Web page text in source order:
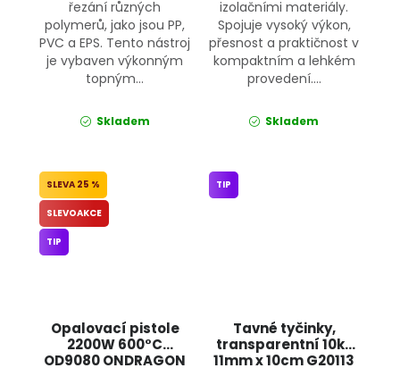
řezání různých
polymerů, jako jsou PP,
PVC a EPS. Tento nástroj
je vybaven výkonným
topným...
Skladem
izolačními materiály.
Spojuje vysoký výkon,
přesnost a praktičnost v
kompaktním a lehkém
provedení....
Skladem
Opalovací pistole
2200W 600°C
OD9080 ONDRAGON
25 %
SLEVOAKCE
TIP
Tavné tyčinky,
transparentní 10ks
11mm x 10cm G20113
TIP